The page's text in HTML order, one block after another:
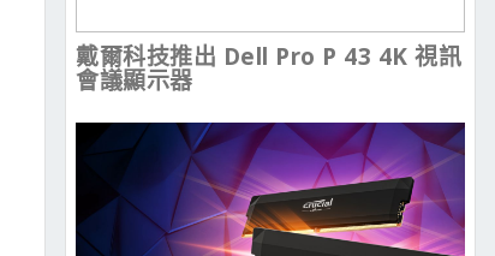
戴爾科技推出 Dell Pro P 43 4K 視訊
會議顯示器